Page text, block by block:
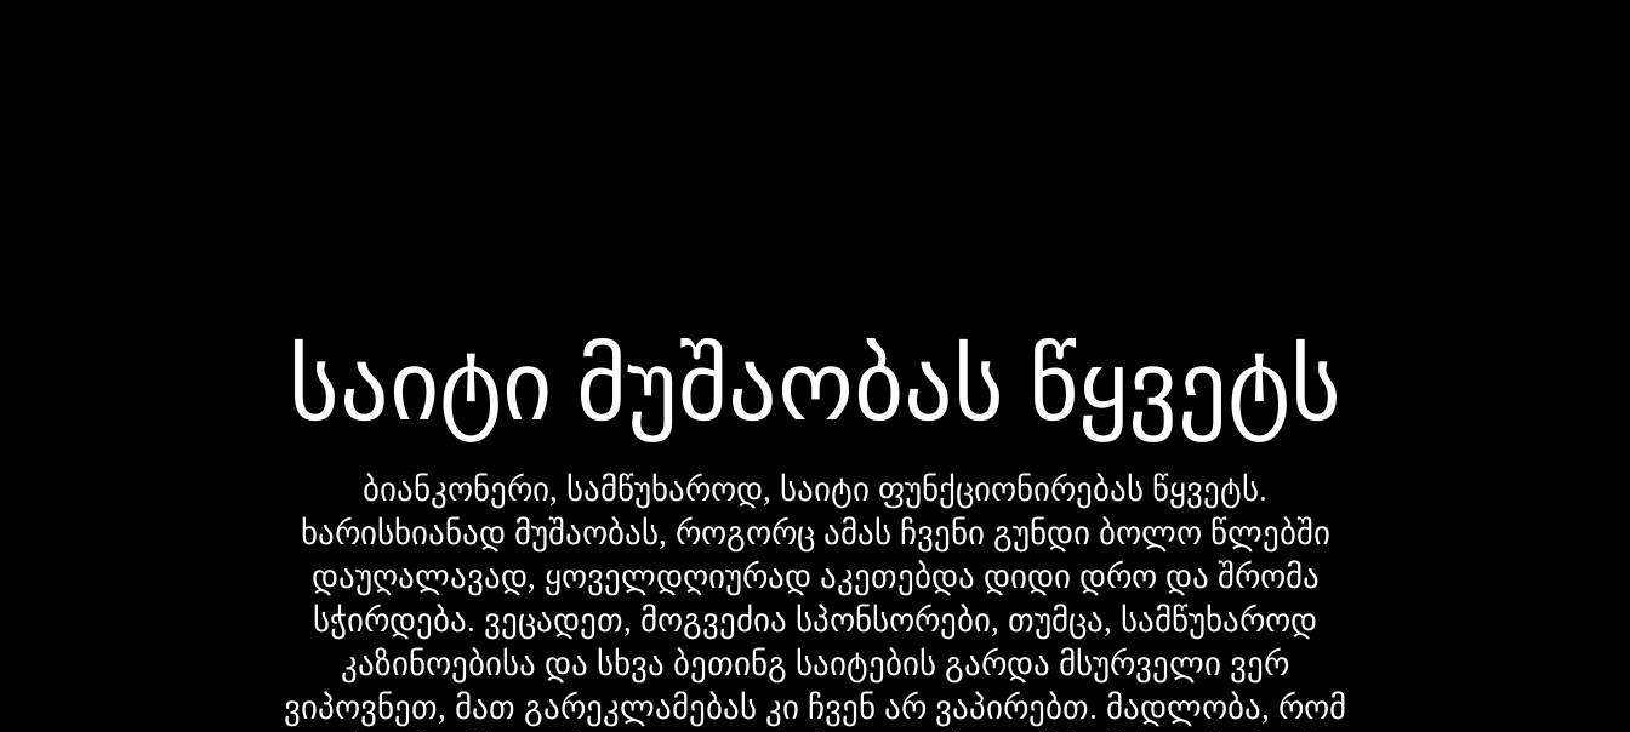
საიტი მუშაობას წყვეტს
ბიანკონერი, სამწუხაროდ, საიტი ფუნქციონირებას წყვეტს.
ხარისხიანად მუშაობას, როგორც ამას ჩვენი გუნდი ბოლო წლებში
დაუღალავად, ყოველდღიურად აკეთებდა დიდი დრო და შრომა
სჭირდება. ვეცადეთ, მოგვეძია სპონსორები, თუმცა, სამწუხაროდ
კაზინოებისა და სხვა ბეთინგ საიტების გარდა მსურველი ვერ
ვიპოვნეთ, მათ გარეკლამებას კი ჩვენ არ ვაპირებთ. მადლობა, რომ